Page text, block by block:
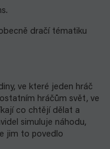
dračí tématiku
ve které jeden hráč
hráčům svět, ve
co chtějí dělat a
simuluje náhodu,
jim to povedlo